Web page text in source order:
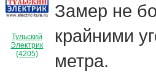
Тульский
Электрик
(4205)
Замер не
крайними
метра.